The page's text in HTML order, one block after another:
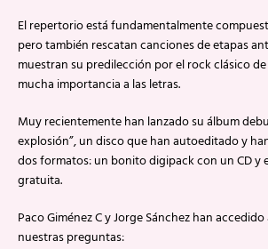
El repertorio está fundamentalmente
pero también rescatan canciones de etapas
muestran su predilección por el rock clásico
mucha importancia a las letras.
Muy recientemente han lanzado su álbum
explosión”, un disco que han autoeditado y
dos formatos: un bonito digipack con un CD y
gratuita.
Paco Giménez C y Jorge Sánchez han
nuestras preguntas: